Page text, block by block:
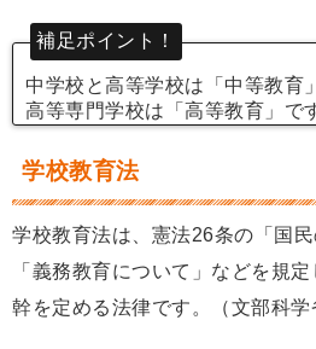
補足ポイント！
中学校と高等学校は「中等教育
高等専門学校は「高等教育」で
学校教育法
学校教育法は、憲法26条の「国民
「義務教育について」などを規
幹を定める法律です。（文部科学